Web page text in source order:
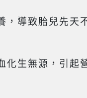
導致胎兒先天
生無源，引起